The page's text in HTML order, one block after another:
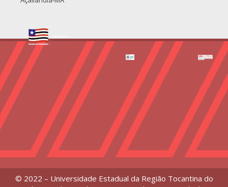
© 2022 – Universidade Estadual da Região Tocantina do